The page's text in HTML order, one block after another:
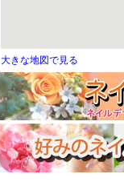
大きな地図で見る